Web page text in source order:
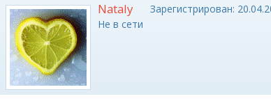
Nataly
Не в сети
Зарегистрирован: